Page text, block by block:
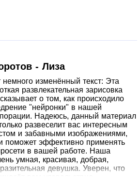
- Лиза
немного изменённый текст: Эта
развлекательная зарисовка
о том, как происходило
"нейронки" в нашей
Надеюсь, данный материал
развеселит вас интересным
и забавными изображениями,
поможет эффективно применять
в вашей работе. Наша
умная, красивая, добрая,
девушка. Уверен, что
вам удовольствие.